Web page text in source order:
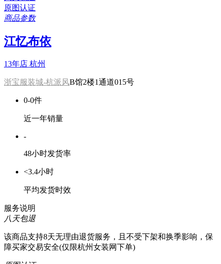
原图认证
商品参数
江忆布依
13年店 杭州
浙宝服装城-杭派风B馆2楼1通道015号
0-0件
近一年销量
-
48小时发货率
<3.4小时
平均发货时效
服务说明
八天包退
该商品支持8天无理由退货服务，且不受下架和换季影响，保
障买家交易安全(仅限杭州女装网下单)